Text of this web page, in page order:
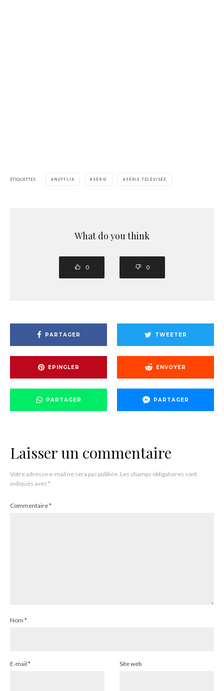
ÉTIQUETTES NETFLIX SÉRIE SÉRIE TÉLÉVISÉE
What do you think
0 0
PARTAGER TWEETER
EPINGLER ENVOYER
PARTAGER PARTAGER
Laisser un commentaire
Votre adresse e-mail ne sera pas publiée. Les champs obligatoires sont
indiqués avec*
Commentaire*
Nom *
E-mail * Site web